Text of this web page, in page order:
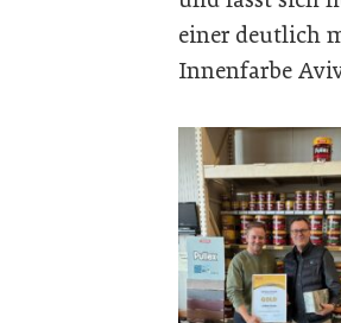
einer deutlich
Innenfarbe